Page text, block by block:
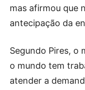
mas afirmou que
antecipação da
Segundo Pires, o
o mundo tem
atender a